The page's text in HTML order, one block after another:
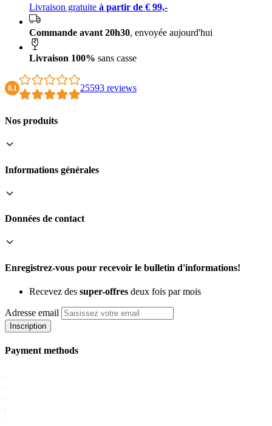
Livraison gratuite à partir de € 99,-
Commande avant 20h30, envoyée aujourd'hui
Livraison 100% sans casse
8.1 25593 reviews
Nos produits
Informations générales
Données de contact
Enregistrez-vous pour recevoir le bulletin d'informations!
Recevez des super-offres deux fois par mois
Adresse email
Inscription
Payment methods